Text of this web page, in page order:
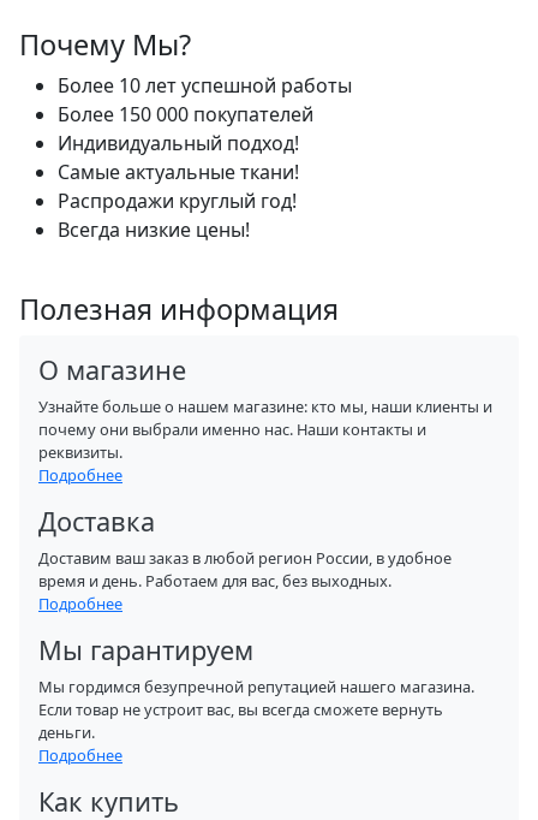
Почему Мы?
Более 10 лет успешной работы
Более 150 000 покупателей
Индивидуальный подход!
Самые актуальные ткани!
Распродажи круглый год!
Всегда низкие цены!
Полезная информация
О магазине
Узнайте больше о нашем магазине: кто мы, наши клиенты и
почему они выбрали именно нас. Наши контакты и
реквизиты.
Подробнее
Доставка
Доставим ваш заказ в любой регион России, в удобное
время и день. Работаем для вас, без выходных.
Подробнее
Мы гарантируем
Мы гордимся безупречной репутацией нашего магазина.
Если товар не устроит вас, вы всегда сможете вернуть
деньги.
Подробнее
Как купить